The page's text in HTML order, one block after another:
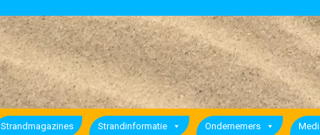
Strandmagazines Strandinformatie Ondernemers